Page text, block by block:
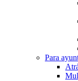
Para